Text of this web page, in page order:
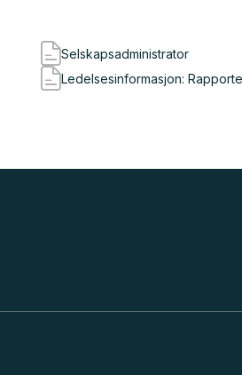
Selskapsadministrator
Ledelsesinformasjon: